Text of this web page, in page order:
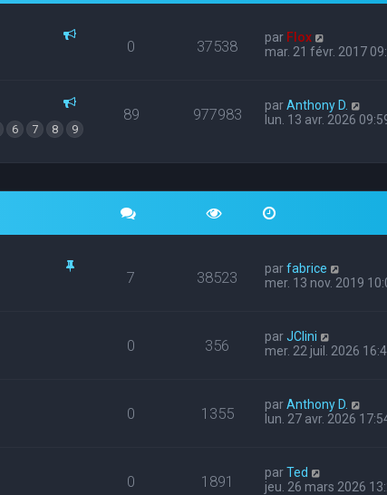
0 37538 par Flox
mar. 21 févr. 2017
6 7 8 9
89 977983 parAnthony D.
lun. 13 avr. 2026
7 38523 parfabrice
mer. 13 nov. 2019
0 356 parJClini
mer. 22 juil. 2026
0 1355 parAnthony D.
lun. 27 avr. 2026
0 1891 parTed
jeu. 26 mars 2026